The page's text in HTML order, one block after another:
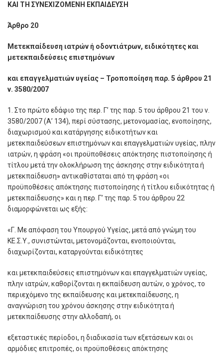
ΚΑΙ ΤΗ ΣΥΝΕΧΙΖΟΜΕΝΗ ΕΚΠΑΙΔΕΥΣΗ
Άρθρο 20
Μετεκπαίδευση ιατρών ή οδοντιάτρων, ειδικότητες και
μετεκπαιδεύσεις επιστημόνων
και επαγγελματιών υγείας – Τροποποίηση παρ. 5 άρθρου 21
ν. 3580/2007
1. Στο πρώτο εδάφιο της περ. Γ’ της παρ. 5 του άρθρου 21 του ν.
3580/2007 (Α’ 134), περί σύστασης, μετονομασίας, ενοποίησης,
διαχωρισμού και κατάργησης ειδικοτήτων και
μετεκπαιδεύσεων επιστημόνων και επαγγελματιών υγείας, πλην
ιατρών, η φράση «οι προϋποθέσεις απόκτησης πιστοποίησης ή
τίτλου μετά την ολοκλήρωση της άσκησης στην ειδικότητα ή
μετεκπαίδευση» αντικαθίσταται από τη φράση «οι
προϋποθέσεις απόκτησης πιστοποίησης ή τίτλου ειδικότητας ή
μετεκπαίδευσης» και η περ. Γ’ της παρ. 5 του άρθρου 22
διαμορφώνεται ως εξής:
«Γ. Με απόφαση του Υπουργού Υγείας, μετά από γνώμη του
ΚΕ.Σ.Υ., συνιστώνται, μετονομάζονται, ενοποιούνται,
διαχωρίζονται, καταργούνται ειδικότητες
και μετεκπαιδεύσεις επιστημόνων και επαγγελματιών υγείας,
πλην ιατρών, καθορίζονται η εκπαίδευση αυτών, ο χρόνος, το
περιεχόμενο της εκπαίδευσης και μετεκπαίδευσης, η
αναγνώριση του χρόνου άσκησης στην ειδικότητα ή
μετεκπαίδευσης στην αλλοδαπή, οι
εξεταστικές περίοδοι, η διαδικασία των εξετάσεων και οι
αρμόδιες επιτροπές, οι προϋποθέσεις απόκτησης